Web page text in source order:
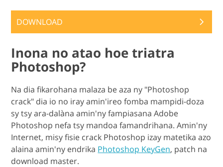
DOWNLOAD
Inona no atao hoe triatra
Photoshop?
Na dia fikarohana malaza be aza ny "Photoshop
crack" dia io no iray amin'ireo fomba mampidi-doza
sy tsy ara-dalàna amin'ny fampiasana Adobe
Photoshop nefa tsy mandoa famandrihana. Amin'ny
Internet, misy fisie crack Photoshop izay matetika azo
alaina amin'ny endrika Photoshop KeyGen, patch na
download master.